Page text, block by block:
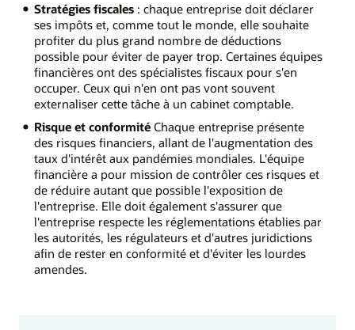
Stratégies fiscales: chaque entreprise doit déclarer
ses impôts et, comme tout le monde, elle souhaite
profiter du plus grand nombre de déductions
possible pour éviter de payer trop. Certaines équipes
financières ont des spécialistes fiscaux pour s'en
occuper. Ceux qui n'en ont pas vont souvent
externaliser cette tâche à un cabinet comptable.
Risque et conformitéChaque entreprise présente
des risques financiers, allant de l'augmentation des
taux d'intérêt aux pandémies mondiales. L'équipe
financière a pour mission de contrôler ces risques et
de réduire autant que possible l'exposition de
l'entreprise. Elle doit également s'assurer que
l'entreprise respecte les réglementations établies par
les autorités, les régulateurs et d'autres juridictions
afin de rester en conformité et d'éviter les lourdes
amendes.